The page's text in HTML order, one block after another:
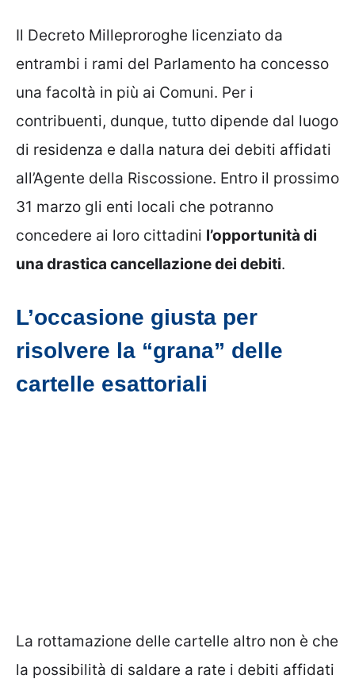
Il Decreto Milleproroghe licenziato da
entrambi i rami del Parlamento ha concesso
una facoltà in più ai Comuni. Per i
contribuenti, dunque, tutto dipende dal luogo
di residenza e dalla natura dei debiti affidati
all’Agente della Riscossione. Entro il prossimo
31 marzo gli enti locali che potranno
concedere ai loro cittadini l’opportunità di
una drastica cancellazione dei debiti.
L’occasione giusta per
risolvere la “grana” delle
cartelle esattoriali
La rottamazione delle cartelle altro non è che
la possibilità di saldare a rate i debiti affidati